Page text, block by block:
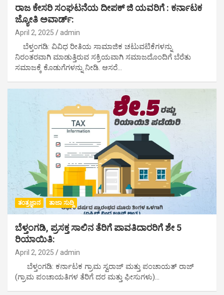
ರಾಜ ಕೇಸರಿ ಸಂಘಟನೆಯ ದೀಪಕ್ ಜಿ ಯವರಿಗೆ : ಕರ್ನಾಟಕ
ಜ್ಯೋತಿ ಅವಾರ್ಡ್:
April 2, 2025 admin
ಬೆಳ್ತಂಗಡಿ: ವಿವಿಧ ರೀತಿಯ ಸಾಮಾಜಿಕ ಚಟುವಟಿಕೆಗಳನ್ನು
ನಿರಂತರವಾಗಿ ಮಾಡುತ್ತಿರುವ ಸಕ್ರಿಯವಾಗಿ ಸಮಾಜದೊಂದಿಗೆ ಬೆರೆತು
ಸಮಾಜಕ್ಕೆ ಕೊಡುಗೆಗಳನ್ನು ನೀಡಿ. ಆಸರೆ…
ತಂತ್ರಜ್ಞಾನ ತಾಜಾ ಸುದ್ದಿ
ಬೆಳ್ತಂಗಡಿ, ಪ್ರಸಕ್ತ ಸಾಲಿನ ತೆರಿಗೆ ಪಾವತಿದಾರರಿಗೆ ಶೇ 5
ರಿಯಾಯಿತಿ:
April 2, 2025 admin
ಬೆಳ್ತಂಗಡಿ: ಕರ್ನಾಟಕ ಗ್ರಾಮ ಸ್ವರಾಜ್ ಮತ್ತು ಪಂಚಾಯತ್ ರಾಜ್
(ಗ್ರಾಮ ಪಂಚಾಯತಿಗಳ ತೆರಿಗೆ ದರ ಮತ್ತು ಫೀಸುಗಳು)…